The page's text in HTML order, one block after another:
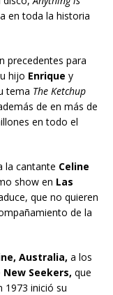
en toda la historia
precedentes para
hijo Enrique y
tema The Ketchup
de en más de
en todo el
la cantante Celine
show en Las
que no quieren
de la
Australia, a los
New Seekers, que
1973 inició su